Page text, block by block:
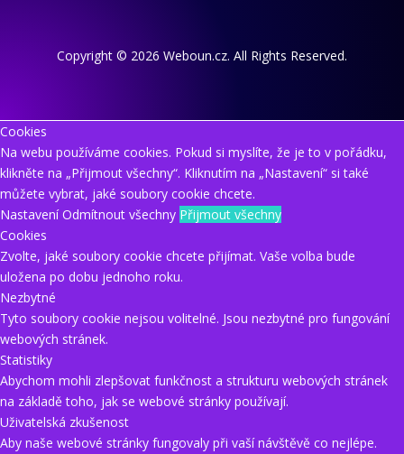
Copyright © 2026 Weboun.cz. All Rights Reserved.
Cookies
Na webu používáme cookies. Pokud si myslíte, že je to v pořádku,
klikněte na „Přijmout všechny“. Kliknutím na „Nastavení“ si také
můžete vybrat, jaké soubory cookie chcete.
NastaveníOdmítnout všechny Přijmout všechny
Cookies
Zvolte, jaké soubory cookie chcete přijímat. Vaše volba bude
uložena po dobu jednoho roku.
Nezbytné
Tyto soubory cookie nejsou volitelné. Jsou nezbytné pro fungování
webových stránek.
Statistiky
Abychom mohli zlepšovat funkčnost a strukturu webových stránek
na základě toho, jak se webové stránky používají.
Uživatelská zkušenost
Aby naše webové stránky fungovaly při vaší návštěvě co nejlépe.